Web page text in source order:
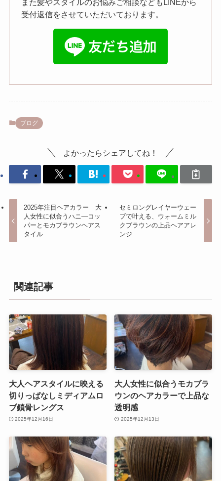
また髪やスタイルのお悩みご相談などもLINEから
受付返信をさせていただいております。
ブログ
よかったらシェアしてね！
2025年注目ヘアカラー｜大
人女性に似合うハニ―コッ
パーとモカブラウンヘアス
タイル
セミロングレイヤーウェー
ブで叶える、ウォームミル
クブラウンの上品ヘアアレ
ンジ
関連記事
大人ヘアスタイルに映える
切りっぱなしミディアムロ
ブ鎖骨レングス
2025年12月16日
大人女性に似合うモカブラ
ウンのヘアカラーで上品な
透明感
2025年12月13日